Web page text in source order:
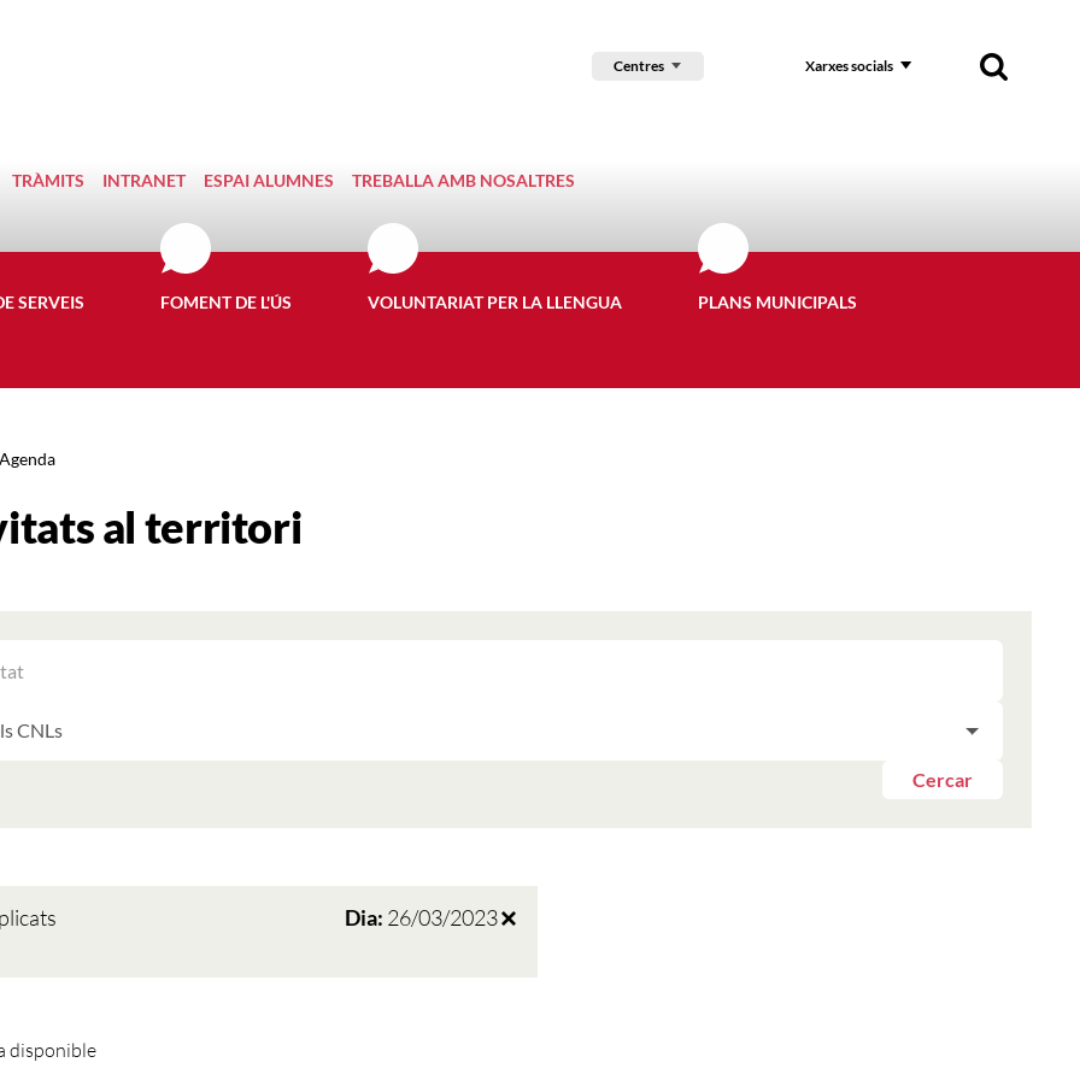
Centres Xarxes socials
TRÀMITS INTRANET ESPAI ALUMNES TREBALLA AMB NOSALTRES
SERVEIS FOMENT DE L'ÚS VOLUNTARIAT PER LA LLENGUA PLANS MUNICIPALS
Agenda
al territori
Cercar
Dia: 26/03/2023
disponible